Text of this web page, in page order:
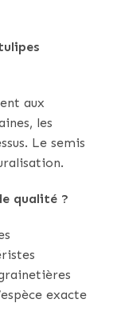
aux
les
Le semis
qualité ?
exacte